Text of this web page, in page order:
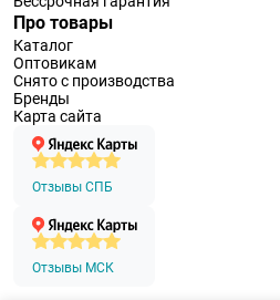
Про товары
Каталог
Оптовикам
Снято с производства
Бренды
Карта сайта
Отзывы СПБ
Отзывы МСК